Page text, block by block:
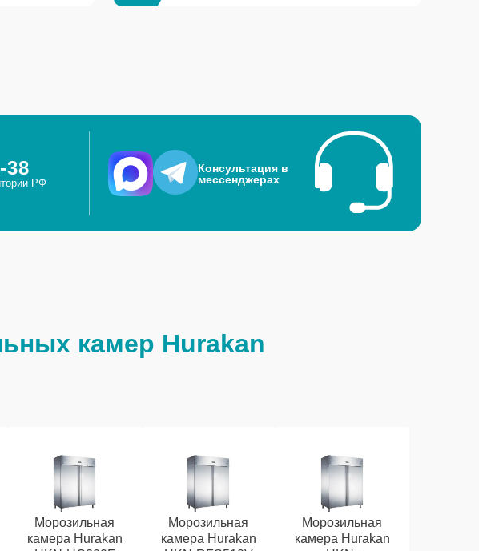
38
РФ
Консультация в
мессенджерах
камер Hurakan
Морозильная
камера Hurakan
Морозильная
камера Hurakan
Морозильная
камера Hurakan